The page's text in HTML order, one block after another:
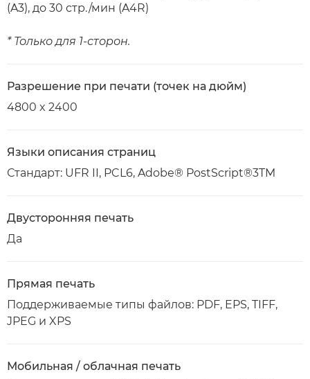
(A3), до 30 стр./мин (A4R)
* Только для 1-сторон.
Разрешение при печати (точек на дюйм)
4800 x 2400
Языки описания страниц
Стандарт: UFR II, PCL6, Adobe® PostScript®3TM
Двусторонняя печать
Да
Прямая печать
Поддерживаемые типы файлов: PDF, EPS, TIFF,
JPEG и XPS
Мобильная / облачная печать